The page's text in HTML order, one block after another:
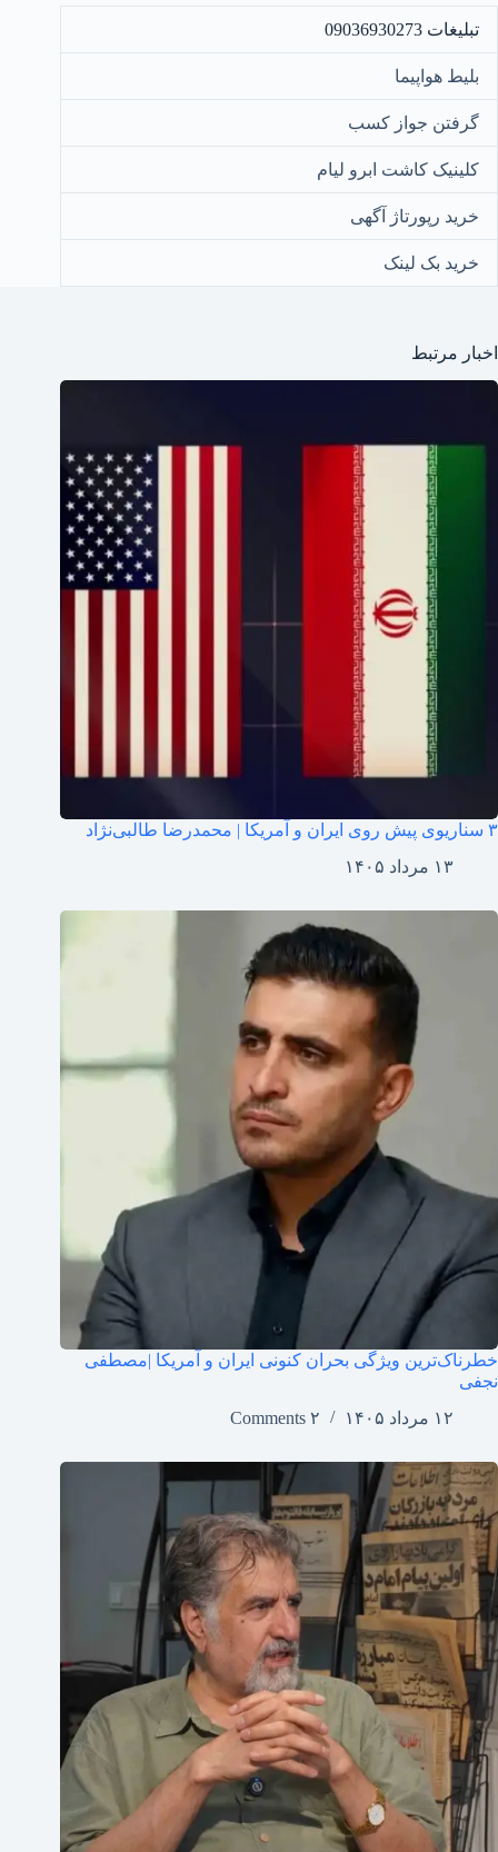
تبلیغات 09036930273
بلیط هواپیما
گرفتن جواز کسب
کلینیک کاشت ابرو لیام
خرید رپورتاژ آگهی
خرید بک لینک
اخبار مرتبط
۳ سناریوی پیش روی ایران و آمریکا | محمدرضا طالبی‌نژاد
۱۳ مرداد ۱۴۰۵
خطرناک‌ترین ویژگی بحران کنونی ایران و آمریکا |مصطفی
نجفی
۱۲ مرداد ۱۴۰۵
۲ Comments